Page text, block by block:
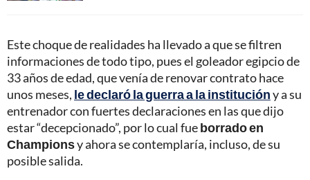
Este choque de realidades ha llevado a que se filtren
informaciones de todo tipo, pues el goleador egipcio de
33 años de edad, que venía de renovar contrato hace
unos meses, le declaró la guerra a la institucióny a su
entrenador con fuertes declaraciones en las que dijo
estar “decepcionado”, por lo cual fueborrado en
Championsy ahora se contemplaría, incluso, de su
posible salida.